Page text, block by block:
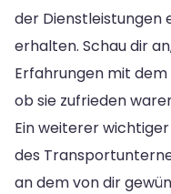
der Dienstleistungen
erhalten. Schau dir
Erfahrungen mit
ob sie zufrieden
Ein weiterer
des
an dem von dir